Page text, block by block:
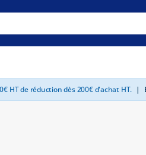
HT de réduction dès 200€ d'achat HT. |